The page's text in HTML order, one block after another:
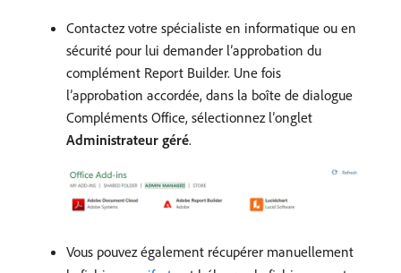
Contactez votre spécialiste en informatique ou en
sécurité pour lui demander lʼapprobation du
complément Report Builder. Une fois
l’approbation accordée, dans la boîte de dialogue
Compléments Office, sélectionnez l’onglet
Administrateur géré.
Vous pouvez également récupérer manuellement